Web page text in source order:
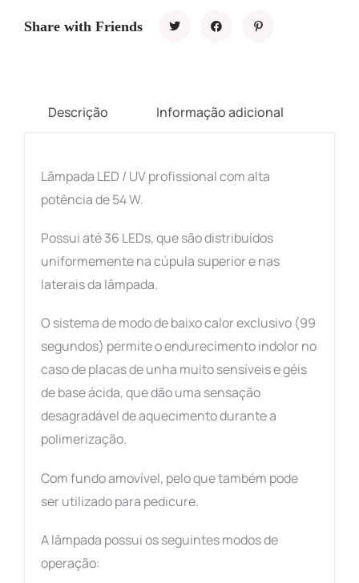
Share with Friends
Descrição Informação adicional
Lâmpada LED / UVprofissional com alta
potência de 54 W.
Possui até 36 LEDs, que são distribuídos
uniformemente na cúpula superior e nas
laterais da lâmpada.
O sistema de modo de baixo calor exclusivo (99
segundos) permite o endurecimento indolor no
caso de placas de unha muito sensíveis e géis
de base ácida, que dão uma sensação
desagradável deaquecimentodurante a
polimerização.
Com fundo amovível, pelo que também pode
ser utilizado para pedicure.
A lâmpada possui os seguintes modos de
operação: